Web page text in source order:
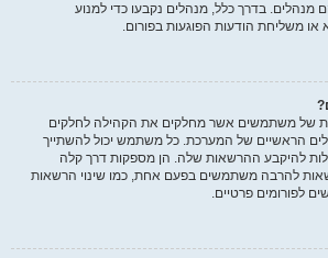
מנהלים. בדרך כלל, מנהלים נקבעו כדי למנוע
משליחת הודעות הפוגעות בפורום.
של משתמשים אשר מחלקים את הקהילה לחלקים
הראשיים של המערכת. כל משתמש יכול להשתייך
להיקבע ההרשאות שלה. הן מספקות דרך קלה
להרבה משתמשים בפעם אחת, כמו שינוי הרשאות
לפורומים פרטיים.